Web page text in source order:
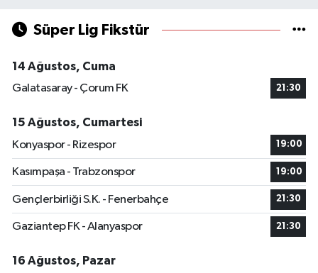
Süper Lig Fikstür
14 Ağustos, Cuma
Galatasaray - Çorum FK
21:30
15 Ağustos, Cumartesi
Konyaspor - Rizespor
19:00
Kasımpaşa - Trabzonspor 19:00
Gençlerbirliği S.K. - Fenerbahçe 21:30
Gaziantep FK - Alanyaspor 21:30
16 Ağustos, Pazar